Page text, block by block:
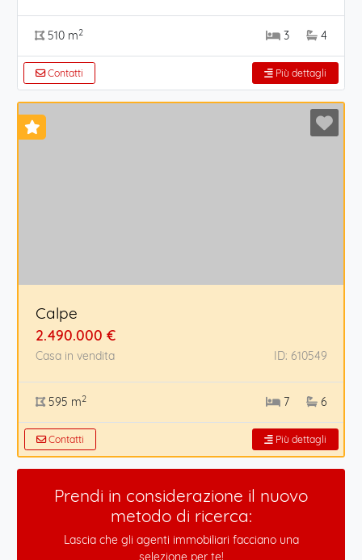
510 m2 3 4
Contatti Più dettagli
Calpe
2.490.000 €
Casa in vendita ID: 610549
595 m2 7 6
Contatti Più dettagli
Prendi in considerazione il nuovo
metodo di ricerca:
Lascia che gli agenti immobiliari facciano una
selezione per te!